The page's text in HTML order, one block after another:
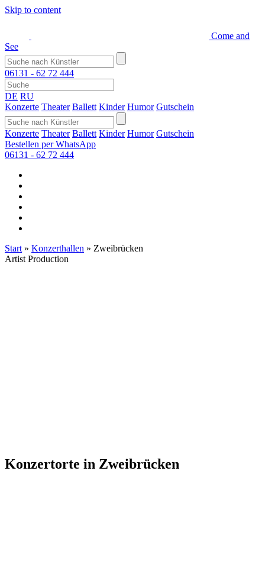
Skip to content
Come and
See
06131 - 62 72 444
DE RU
Konzerte Theater Ballett Kinder Humor Gutschein
Konzerte Theater Ballett Kinder Humor Gutschein
Bestellen per WhatsApp
06131 - 62 72 444
Start » Konzerthallen » Zweibrücken
Artist Production
Konzertorte in Zweibrücken